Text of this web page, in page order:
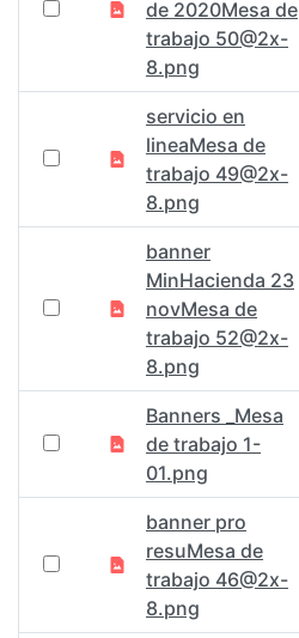
de 2020Mesa de
trabajo 50@2x-
8.png
servicio en
lineaMesa de
trabajo 49@2x-
8.png
banner
MinHacienda 23
novMesa de
trabajo 52@2x-
8.png
Banners _Mesa
de trabajo 1-
01.png
banner pro
resuMesa de
trabajo 46@2x-
8.png